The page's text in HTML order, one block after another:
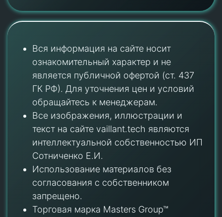
Вся информация на сайте носит
ознакомительный характер и не
является публичной офертой (ст. 437
ГК РФ). Для уточнения цен и условий
обращайтесь к менеджерам.
Все изображения, иллюстрации и
текст на сайте vaillant.tech являются
интеллектуальной собственностью ИП
Сотниченко Е.И.
Использование материалов без
согласования с собственником
запрещено.
Торговая марка Masters Group™